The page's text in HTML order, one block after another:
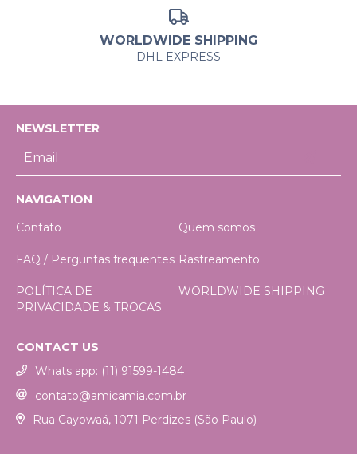
WORLDWIDE SHIPPING
DHL EXPRESS
NEWSLETTER
NAVIGATION
Contato
Quem somos
FAQ / Perguntas frequentes Rastreamento
POLÍTICA DE
PRIVACIDADE & TROCAS
WORLDWIDE SHIPPING
CONTACT US
Whats app: (11) 91599-1484
contato@amicamia.com.br
Rua Cayowaá, 1071 Perdizes (São Paulo)